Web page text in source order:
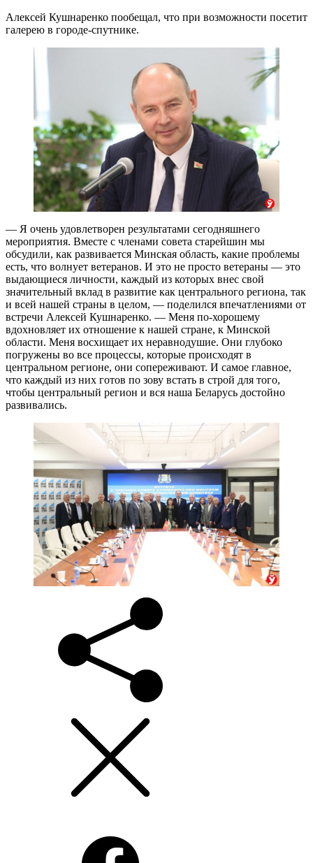
Алексей Кушнаренко пообещал, что при возможности посетит
галерею в городе-спутнике.
— Я очень удовлетворен результатами сегодняшнего
мероприятия. Вместе с членами совета старейшин мы
обсудили, как развивается Минская область, какие проблемы
есть, что волнует ветеранов. И это не просто ветераны — это
выдающиеся личности, каждый из которых внес свой
значительный вклад в развитие как центрального региона, так
и всей нашей страны в целом, — поделился впечатлениями от
встречи Алексей Кушнаренко. — Меня по-хорошему
вдохновляет их отношение к нашей стране, к Минской
области. Меня восхищает их неравнодушие. Они глубоко
погружены во все процессы, которые происходят в
центральном регионе, они сопереживают. И самое главное,
что каждый из них готов по зову встать в строй для того,
чтобы центральный регион и вся наша Беларусь достойно
развивались.